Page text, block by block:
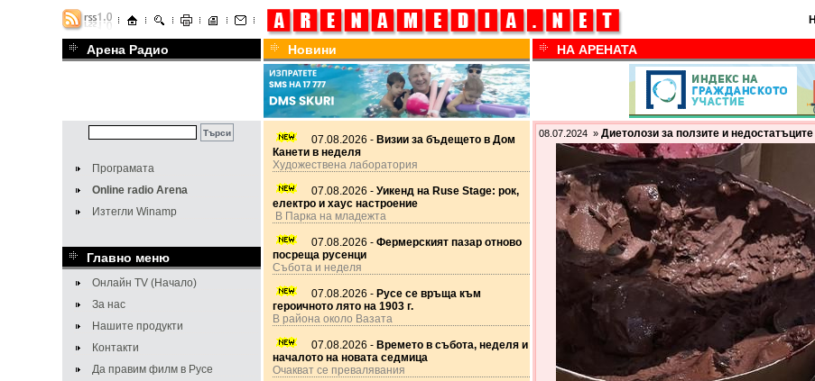
Арена Радио Новини НА АРЕНАТА
Програмата
Online radio Arena
Изтегли Winamp
Главно меню
Онлайн TV (Начало)
За нас
Нашите продукти
Контакти
Да правим филм в Русе
07.08.2026 - Визии за бъдещето в Дом
Канети в неделя
Художествена лаборатория
07.08.2026 - Уикенд на Ruse Stage: рок,
електро и хаус настроение
В Парка на младежта
07.08.2026 - Фермерският пазар отново
посреща русенци
Събота и неделя
07.08.2026 - Русе се връща към
героичното лято на 1903 г.
В района около Вазата
07.08.2026 - Времето в събота, неделя и
началото на новата седмица
Очакват се превалявания
08.07.2024 » Диетолози за ползите и